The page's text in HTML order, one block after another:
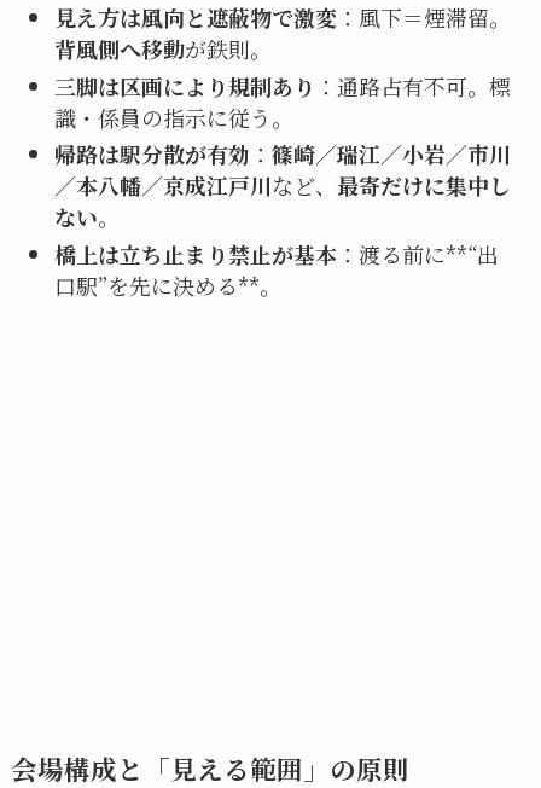
見え方は風向と遮蔽物で激変：風下＝煙滞留。
背風側へ移動が鉄則。
三脚は区画により規制あり ：通路占有不可。標
識・係員の指示に従う。
帰路は駅分散が有効 ： 篠崎／瑞江／小岩／市川
／本八幡／京成江戸川など、 最寄だけに集中し
ない。
橋上は立ち止まり禁止が基本：渡る前に**“出
口駅”を先に決める**。
会場構成と「見える範囲」の原則